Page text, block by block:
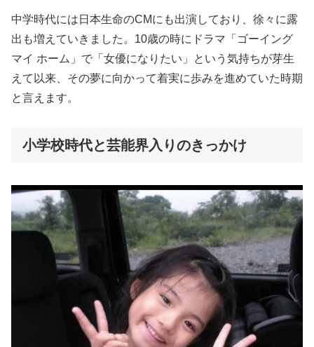
中学時代には日本生命のCMにも出演しており、徐々に露
出も増えていきました。10歳の時にドラマ「ゴーイング
マイ ホーム」で「女優になりたい」という気持ちが芽生
えて以来、その夢に向かって着実に歩みを進めていた時期
と言えます。
小学校時代と芸能界入りのきっかけ